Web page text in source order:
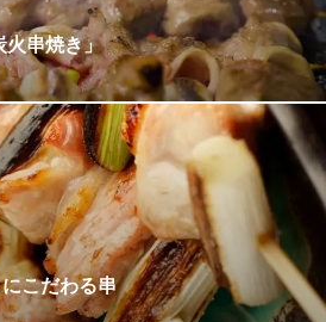
浜西口駅前店
コンフォート178 6F
火串焼き」
で香り高く深い味わいの焼き鳥に仕上
たらまずは串焼き！税込165円からござ
イボールとぜひ一緒にご注文くださ
店
こだわる串